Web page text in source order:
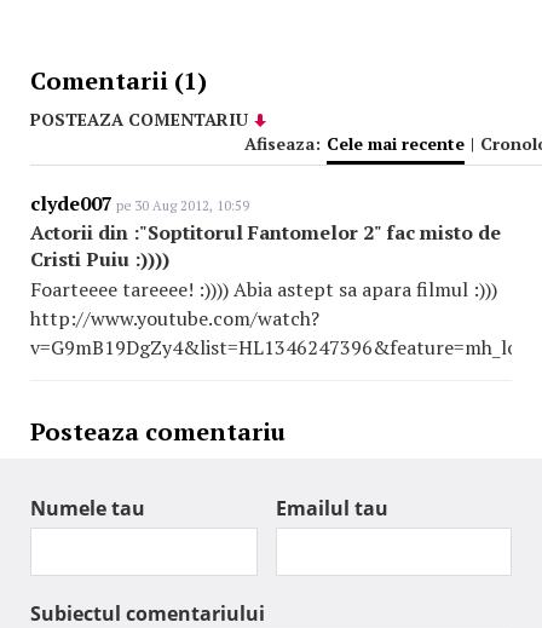
Comentarii (1)
POSTEAZA COMENTARIU
Afiseaza: Cele mai recente |
clyde007 pe 30 Aug 2012, 10:59
Actorii din :"Soptitorul Fantomelor 2" fac misto de
Cristi Puiu :))))
Foarteeee tareeee! :)))) Abia astept sa apara filmul :)))
http://www.youtube.com/watch?
v=G9mB19DgZy4&list=HL1346247396&feature=mh_lolz
Posteaza comentariu
Numele tau Emailul tau
Subiectul comentariului